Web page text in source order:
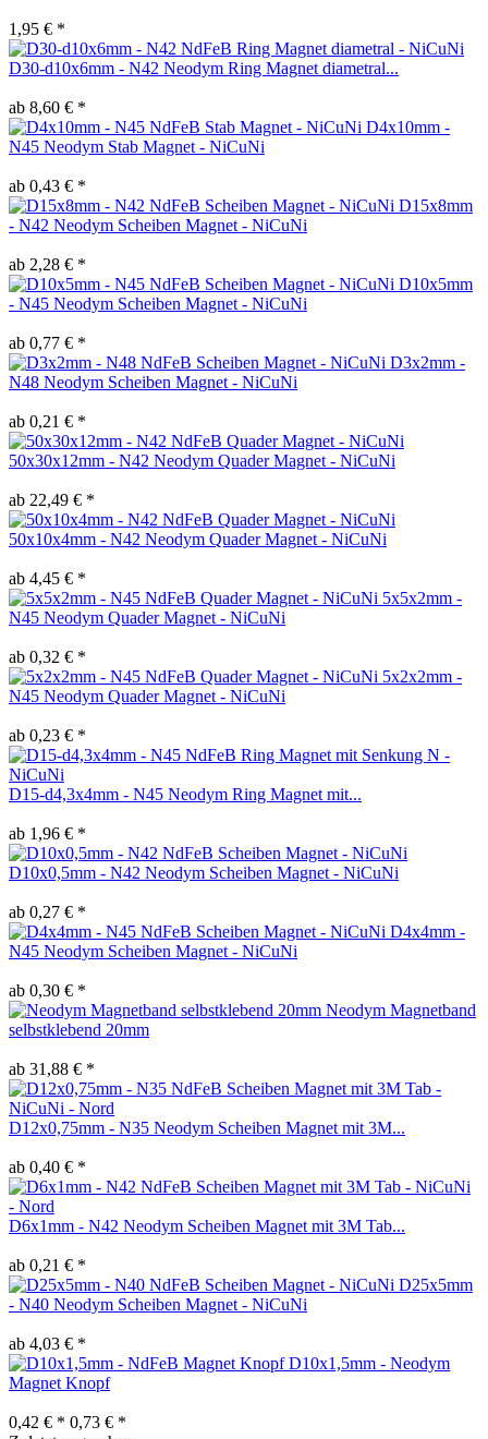
1,95 € *
D30-d10x6mm - N42 Neodym Ring Magnet diametral...
ab 8,60 € *
D4x10mm -
N45 Neodym Stab Magnet - NiCuNi
ab 0,43 € *
D15x8mm
- N42 Neodym Scheiben Magnet - NiCuNi
ab 2,28 € *
D10x5mm
- N45 Neodym Scheiben Magnet - NiCuNi
ab 0,77 € *
D3x2mm -
N48 Neodym Scheiben Magnet - NiCuNi
ab 0,21 € *
50x30x12mm - N42 Neodym Quader Magnet - NiCuNi
ab 22,49 € *
50x10x4mm - N42 Neodym Quader Magnet - NiCuNi
ab 4,45 € *
5x5x2mm -
N45 Neodym Quader Magnet - NiCuNi
ab 0,32 € *
5x2x2mm -
N45 Neodym Quader Magnet - NiCuNi
ab 0,23 € *
D15-d4,3x4mm - N45 Neodym Ring Magnet mit...
ab 1,96 € *
D10x0,5mm - N42 Neodym Scheiben Magnet - NiCuNi
ab 0,27 € *
D4x4mm -
N45 Neodym Scheiben Magnet - NiCuNi
ab 0,30 € *
Neodym Magnetband
selbstklebend 20mm
ab 31,88 € *
D12x0,75mm - N35 Neodym Scheiben Magnet mit 3M...
ab 0,40 € *
D6x1mm - N42 Neodym Scheiben Magnet mit 3M Tab...
ab 0,21 € *
D25x5mm
- N40 Neodym Scheiben Magnet - NiCuNi
ab 4,03 € *
D10x1,5mm - Neodym
Magnet Knopf
0,42 € * 0,73 € *